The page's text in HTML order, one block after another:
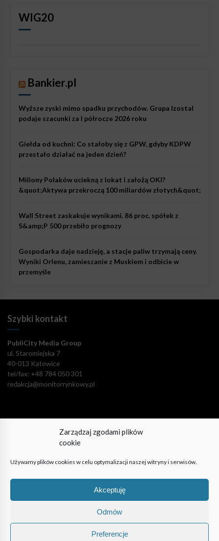
Zarządzaj zgodami plików
cookie
Używamy plików cookies w celu optymalizacji naszej witryny i serwisów.
Akceptuję
Odmów
Preferencje
WIG20
Bankier.pl
Wyższe zyski mimo spadku przychodów. Grupa Izostal
podaje szacunki za I półrocze 2026 roku
Giełda od kuchni: Co stałoby się z GPW, gdyby KDPW
przestało działać na jeden dzień?
Miliony Polaków uciekną z lokat i założą OKI?
&quot;Aktywa przekroczą 100 miliardów złotych&quot;
Wall Street zaskakuje wynikami. 86 proc. spółek z
S&amp;P 500 przebiło prognozy
Gospodarka daje nadzieję, a stacje paliw trzymają ceny.
Wyniki Orlenu, zamieszanie z Muskiem i odbicie w
przemyśle
Szybki kontakt
PubliCity Media Group
ul. Staromiejska 7
40-013 Katowice
tel/fax: +48 784 050 301
redakcja@monitorrynkowy.pl
Pozostańmy w kontakcie!
© PubliCity Media Group 2009-2024. Wszystkie prawa
zastrzeżone. Korzystanie z portalu oznacza akceptację polityki
| Polityka prywatności